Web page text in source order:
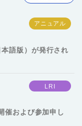
語版）が発行され
LRI
催および参加申し